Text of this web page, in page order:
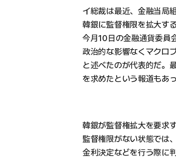
イ総裁は最近、金融当局
韓銀に監督権限を拡大す
今月10日の金融通貨委員
政治的な影響なくマクロ
と述べたのが代表的だ。
を求めたという報道もあっ
韓銀が監督権拡大を要求
監督権限がない状態では
金利決定などを行う際に